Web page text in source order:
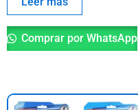
Comprar por WhatsApp